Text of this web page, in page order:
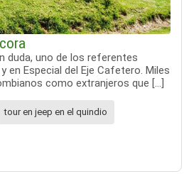
duda, uno de los referentes
en Especial del Eje Cafetero. Miles
como extranjeros que […]
tour en jeep en el quindio